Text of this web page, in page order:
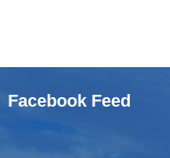
Facebook Feed